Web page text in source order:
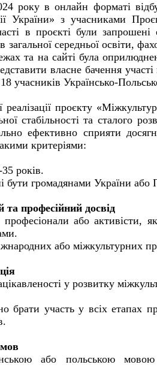
року в онлайн форматі
України» з учасниками
в проєкті були
загальної середньої освіти,
та на сайті була
власне бачення
учасників Українсько-
реалізації проєкту
стабільності та сталого
ефективно сприяти
критеріями:
років.
бути громадянами України або
та професійний досвід
або активісти,
або міжкультурних
у розвитку
брати участь у всіх етапах
або польською